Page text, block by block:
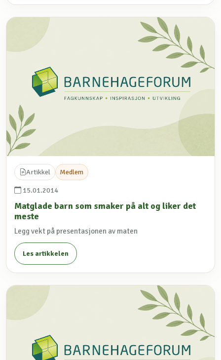
Artikkel Medlem
15.01.2014
Matglade barn som smaker på alt og liker det
meste
Legg vekt på presentasjonen av maten
Les artikkelen